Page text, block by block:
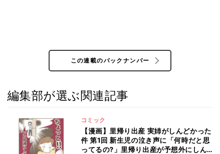
この連載のバックナンバー
編集部が選ぶ関連記事
コミック
【漫画】里帰り出産 実姉がしんどかった
件 第1回 新生児の泣き声に「何時だと思
ってるの?」里帰り出産が予想外にしん